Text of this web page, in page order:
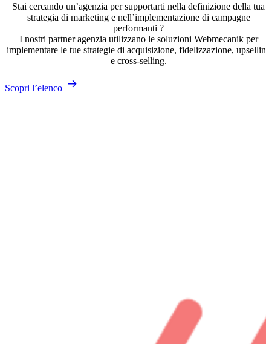
Stai cercando un’agenzia per supportarti nella definizione della tua
strategia di marketing e nell’implementazione di campagne
performanti ?
I nostri partner agenzia utilizzano le soluzioni Webmecanik per
implementare le tue strategie di acquisizione, fidelizzazione,
e cross-selling.
Scopri l’elenco